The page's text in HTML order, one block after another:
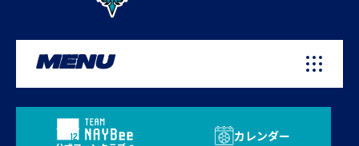
MENU
カレンダー